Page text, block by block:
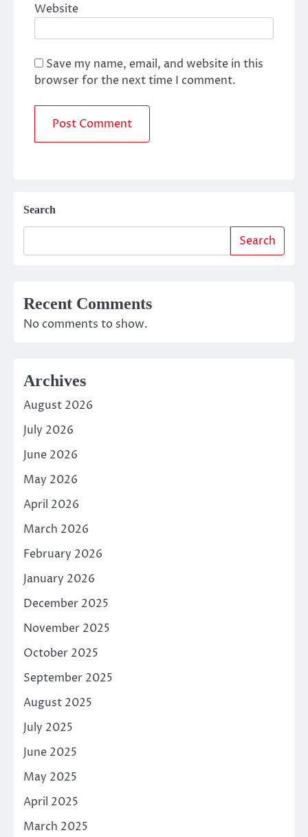
Website
Save my name, email, and website in this
browser for the next time I comment.
Search
Search
Recent Comments
No comments to show.
Archives
August 2026
July 2026
June 2026
May 2026
April 2026
March 2026
February 2026
January 2026
December 2025
November 2025
October 2025
September 2025
August 2025
July 2025
June 2025
May 2025
April 2025
March 2025